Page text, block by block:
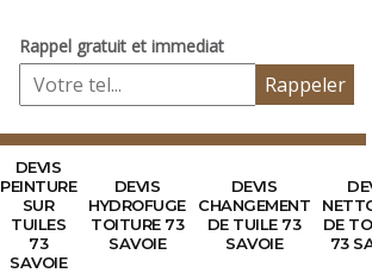
Rappel gratuit et immediat
DEVIS
PEINTURE
SUR
TUILES
73
SAVOIE
DEVIS
HYDROFUGE
TOITURE 73
SAVOIE
DEVIS
CHANGEMENT
DE TUILE 73
SAVOIE
DE
73